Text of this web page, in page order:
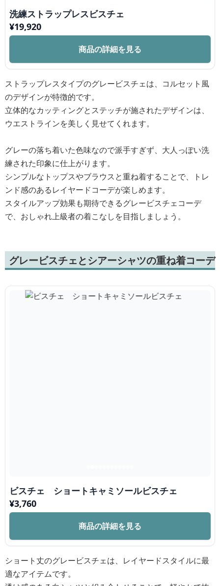
洗練ストラップレスビスチェ
¥19,920
商品の詳細を見る
ストラップレスタイプのグレービスチェは、コルセット風
のデザインが特徴的です。
立体的なカッティングとステッチが施されたデザインは、
ウエストラインを美しく見せてくれます。
グレーの落ち着いた色味なので派手すぎず、大人っぽい洗
練された印象に仕上がります。
シンプルなトップスやブラウスと重ね着することで、トレ
ンド感のあるレイヤードコーデが楽しめます。
スタイルアップ効果も期待できるグレービスチェコーデ
で、おしゃれ上級者の着こなしを目指しましょう。
グレービスチェとシアーシャツの重ね着コーデ
ビスチェ ショートキャミソールビスチェ
¥3,760
商品の詳細を見る
ショート丈のグレービスチェは、レイヤードスタイルに最
適なアイテムです。